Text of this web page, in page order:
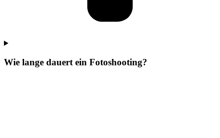
Wie lange dauert ein Fotoshooting?